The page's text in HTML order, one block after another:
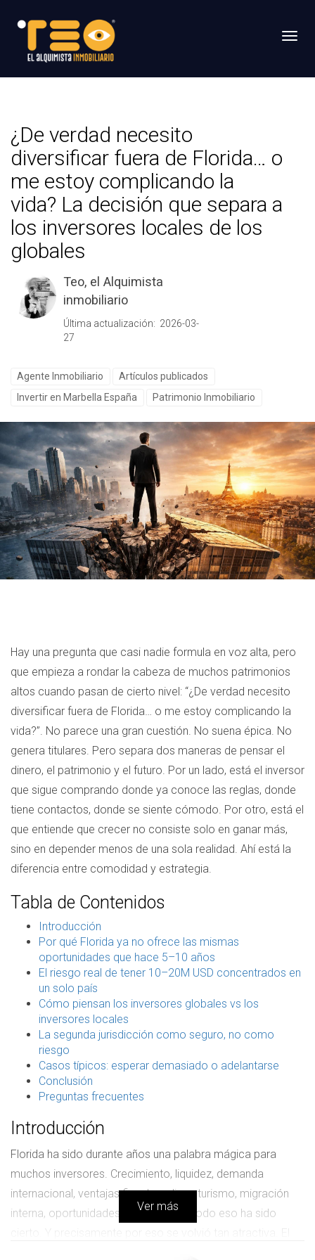
¿De verdad necesito
diversificar fuera de Florida… o
me estoy complicando la
vida? La decisión que separa a
los inversores locales de los
globales
Teo, el Alquimista
inmobiliario
Última actualización: 2026-03-
27
Agente Inmobiliario
Artículos publicados
Invertir en Marbella España
Patrimonio Inmobiliario
Hay una pregunta que casi nadie formula en voz alta, pero
que empieza a rondar la cabeza de muchos patrimonios
altos cuando pasan de cierto nivel: “¿De verdad necesito
diversificar fuera de Florida… o me estoy complicando la
vida?”. No parece una gran cuestión. No suena épica. No
genera titulares. Pero separa dos maneras de pensar el
dinero, el patrimonio y el futuro. Por un lado, está el inversor
que sigue comprando donde ya conoce las reglas, donde
tiene contactos, donde se siente cómodo. Por otro, está el
que entiende que crecer no consiste solo en ganar más,
sino en depender menos de una sola realidad. Ahí está la
diferencia entre comodidad y estrategia.
Tabla de Contenidos
Introducción
Por qué Florida ya no ofrece las mismas
oportunidades que hace 5–10 años
El riesgo real de tener 10–20M USD concentrados en
un solo país
Cómo piensan los inversores globales vs los
inversores locales
La segunda jurisdicción como seguro, no como
riesgo
Casos típicos: esperar demasiado o adelantarse
Conclusión
Preguntas frecuentes
Introducción
Florida ha sido durante años una palabra mágica para
muchos inversores. Crecimiento, liquidez, demanda
internacional, ventajas fiscales, clima, turismo, migración
interna, oportunidades inmobiliarias. Todo eso ha sido
Ver más